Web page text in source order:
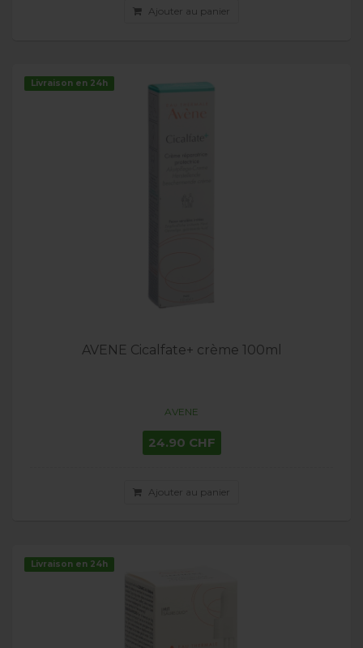
Ajouter au panier
Livraison en 24h
AVENE Cicalfate+ crème 100ml
AVENE
24.90 CHF
Ajouter au panier
Livraison en 24h